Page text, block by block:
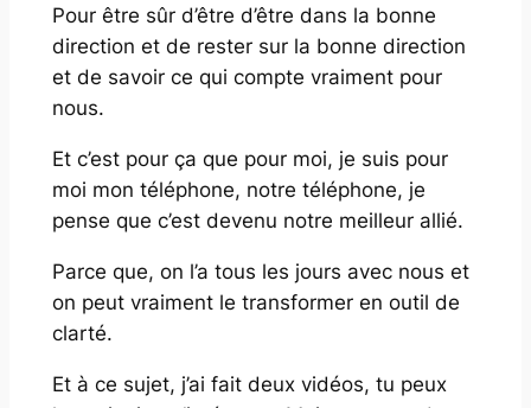
Pour être sûr d’être d’être dans la bonne
direction et de rester sur la bonne direction
et de savoir ce qui compte vraiment pour
nous.
Et c’est pour ça que pour moi, je suis pour
moi mon téléphone, notre téléphone, je
pense que c’est devenu notre meilleur allié.
Parce que, on l’a tous les jours avec nous et
on peut vraiment le transformer en outil de
clarté.
Et à ce sujet, j’ai fait deux vidéos, tu peux